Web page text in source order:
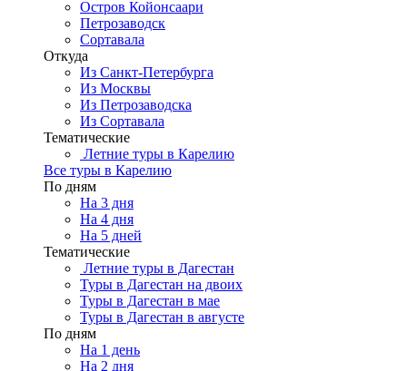
Остров Койонсаари
Петрозаводск
Сортавала
Откуда
Из Санкт-Петербурга
Из Москвы
Из Петрозаводска
Из Сортавала
Тематические
Летние туры в Карелию
Все туры в Карелию
По дням
На 3 дня
На 4 дня
На 5 дней
Тематические
Летние туры в Дагестан
Туры в Дагестан на двоих
Туры в Дагестан в мае
Туры в Дагестан в августе
По дням
На 1 день
На 2 дня